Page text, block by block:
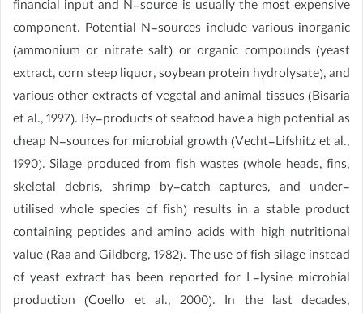
financial input and N-source is usually the most expensive
component. Potential N-sources include various inorganic
(ammonium or nitrate salt) or organic compounds (yeast
extract, corn steep liquor, soybean protein hydrolysate), and
various other extracts of vegetal and animal tissues (Bisaria
et al., 1997). By-products of seafood have a high potential as
cheap N-sources for microbial growth (Vecht-Lifshitz et al.,
1990). Silage produced from fish wastes (whole heads, fins,
skeletal debris, shrimp by-catch captures, and under-
utilised whole species of fish) results in a stable product
containing peptides and amino acids with high nutritional
value (Raa and Gildberg, 1982). The use of fish silage instead
of yeast extract has been reported for L-lysine microbial
production (Coello et al., 2000). In the last decades,